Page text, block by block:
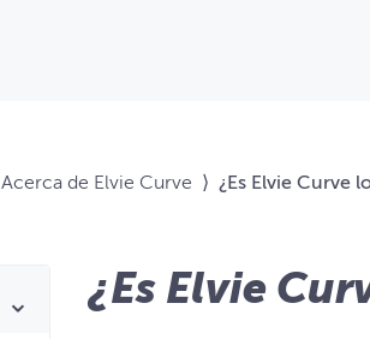
Acerca de Elvie Curve ⟩ ¿Es Elvie Curve
¿Es Elvie